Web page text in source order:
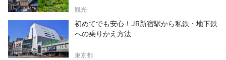
観光
初めてでも安心！JR新宿駅から私鉄・地下鉄
への乗りかえ方法
東京都